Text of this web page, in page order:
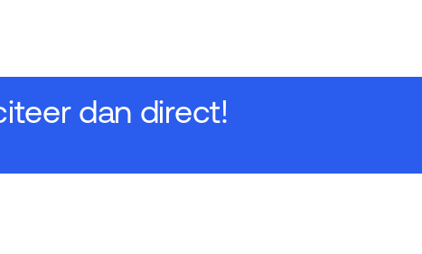
dan direct!